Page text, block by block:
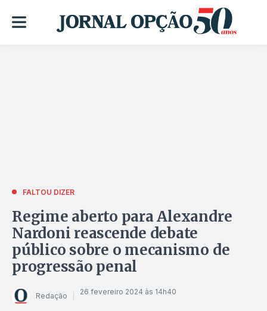
FALTOU DIZER
Regime aberto para Alexandre
Nardoni reascende debate
público sobre o mecanismo de
progressão penal
Redação 26 fevereiro 2024 às 14h40